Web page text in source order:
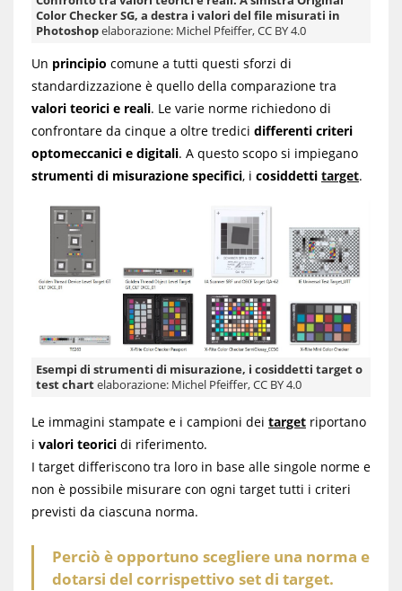
Color Checker SG, a destra i valori del file misurati in
Photoshopelaborazione: Michel Pfeiffer, CC BY 4.0
Un principio comune a tutti questi sforzi di
standardizzazione è quello della comparazione tra
valori teorici e reali. Le varie norme richiedono di
confrontare da cinque a oltre tredici differenti criteri
optomeccanici e digitali. A questo scopo si impiegano
strumenti di misurazione specifici, i cosiddetti target.
Esempi di strumenti di misurazione, i cosiddetti target o
test chartelaborazione: Michel Pfeiffer, CC BY 4.0
Le immagini stampate e i campioni dei target riportano
i valori teorici di riferimento.
I target differiscono tra loro in base alle singole norme e
non è possibile misurare con ogni target tutti i criteri
previsti da ciascuna norma.
Perciò è opportuno scegliere una norma e
dotarsi del corrispettivo set di target.